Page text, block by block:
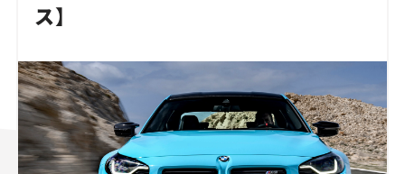
ス】
Campaign
人気のハッシュタグ
スズキ ジムニー｜Suzuki Jimny
スズキ｜Suzuki
マツダ｜Mazda
マツダ ロードスター｜Mazda Roadster